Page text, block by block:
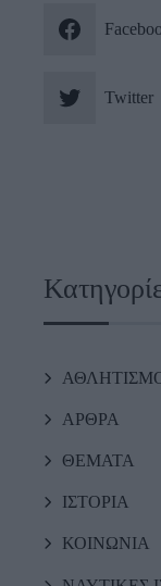
Twitter
ΑΡΘΡΑ
ΘΕΜΑΤΑ
ΙΣΤΟΡΙΑ
ΚΟΙΝΩΝΙΑ